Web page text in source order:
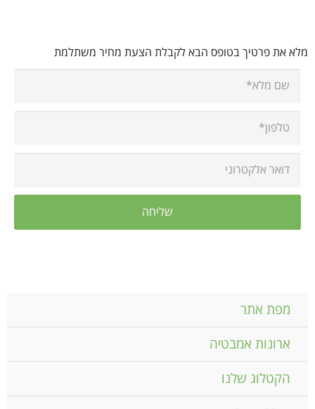
מלא את פרטיך בטופס הבא לקבלת הצעת מחיר משתלמת
מפת אתר
ארונות אמבטיה
הקטלוג שלנו